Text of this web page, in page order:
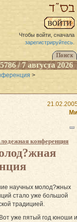
Чтобы войти, сначала
зарегистрируйтесь.
/ 7 августа 2026
>
конференция
научных молод?жных
стало уже большой
традицией.
Вот уже пятый год юноши и